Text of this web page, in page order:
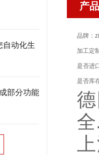
自动化生
部分功能
产
品牌：
加工定
是否进
是否库